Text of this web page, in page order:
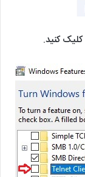
کلیک کنید.